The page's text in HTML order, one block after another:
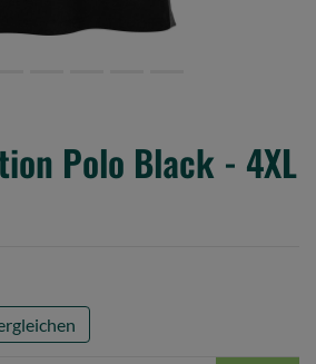
Polo Black - 4XL